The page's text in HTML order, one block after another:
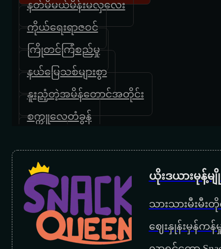
နတ်မိမယ်မိန်းမလှလေး
ကိုယ်ရေးရာဇဝင်
ကြိုတင်ကြံစည်မှု
နယ်မြေသစ်များစွာ
နူးညံ့တဲ့အမိန်တောင်အတိုင်း
စက္ကူလေတံခွန်
ဟောင်းသွားပြီလား
အလွမ်းခရီးသည်
မျှော်လင့်ခြင်းကွင်းပြင်
ဇာတ်တော်ထဲမှာအလွမ်းဆုံး
ယိုးဒယားမုန့်
သားသားမီးမီး
ဈေးနှုန်းမှန်က